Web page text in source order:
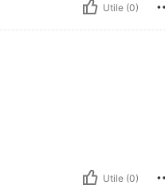
Utile (0)
Utile (0)